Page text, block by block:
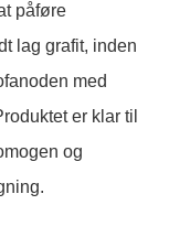
påføre
lag grafit, inden
med
er klar til
og